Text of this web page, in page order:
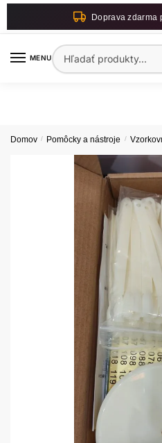
Skip
Skip
Doprava zdarma
MENUHľadať:
Domov / Pomôcky a nástroje /